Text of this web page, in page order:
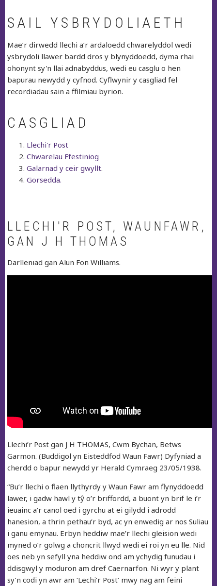
SAIL YSBRYDOLIAETH
Mae’r dirwedd llechi a’r ardaloedd chwarelyddol wedi
ysbrydoli llawer bardd dros y blynyddoedd, dyma rhai
ohonynt sy'n llai adnabyddus, wedi eu casglu o hen
bapurau newydd y cyfnod. Cyflwynir y casgliad fel
recordiadau sain a ffilmiau byrion.
CASGLIAD
Llechi'r Post
Chwarelau Ffestiniog
Galarnad y ceir gwyllt.
Gorsedda.
LLECHI'R POST, WAUNFAWR,
GAN J H THOMAS
Darlleniad gan Alun Fon Williams.
Llechi’r Post gan J H THOMAS, Cwm Bychan, Betws
Garmon. (Buddigol yn Eisteddfod Waun Fawr) Dyfyniad a
cherdd o bapur newydd yr Herald Cymraeg 23/05/1938.
“Bu’r llechi o flaen llythyrdy y Waun Fawr am flynyddoedd
lawer, i gadw hawl y tŷ o’r briffordd, a buont yn brif le i’r
ieuainc a’r canol oed i gyrchu at ei gilydd i adrodd
hanesion, a thrin pethau’r byd, ac yn enwedig ar nos Suliau
i ganu emynau. Erbyn heddiw mae’r llechi gleision wedi
myned o’r golwg a choncrit llwyd wedi ei roi yn eu lle. Nid
oes neb yn sefyll yna heddiw ond am ychydig funudau i
ddisgwyl y moduron am dref Caernarfon. Ni wyr y plant
sy’n codi yn awr am ‘Lechi’r Post’ mwy nag am feini